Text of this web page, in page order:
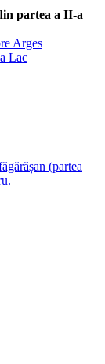
partea a II-a
(partea